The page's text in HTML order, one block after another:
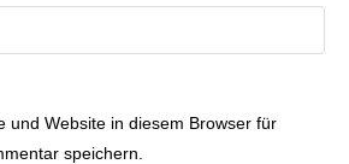
und Website in diesem Browser für
speichern.